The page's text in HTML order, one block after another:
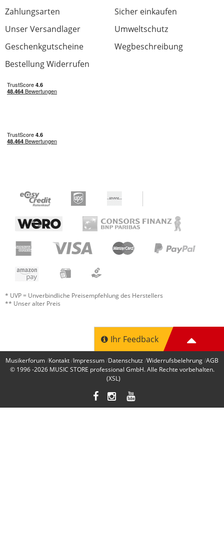
Zahlungsarten
Sicher einkaufen
Unser Versandlager
Umweltschutz
Geschenkgutscheine
Wegbeschreibung
Bestellung Widerrufen
* UVP = Unverbindliche Preisempfehlung des Herstellers
** Unser alter Preis
Ihr Feedback
Musikerforum Kontakt Impressum Datenschutz Widerrufsbelehrung AGB
© 1996 -2026 MUSIC STORE professional GmbH. Alle Rechte vorbehalten.
(XSL)